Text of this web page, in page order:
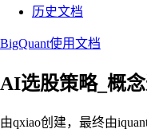
历史文档
BigQuant使用文档
AI选股策略_概
由qxiao创建，最终由